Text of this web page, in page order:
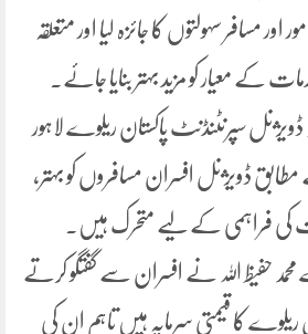
اور مسافر سہولتوں کا جائزہ لیا اور متعلقہ
کے معیار کو مزید بہتر بنایا جائے۔
ڈویژنل سپرنٹنڈنٹ پاکستان ریلوے لاہور
مطابق ڈویژنل افسران مسافروں کو بہتر،
کی فراہمی کے لیے متحرک ہیں۔
حفیظ اللہ نے افسران سے گفتگو کرتے
ریلوے کا قیمتی سرمایہ ہیں تاہم ان کی